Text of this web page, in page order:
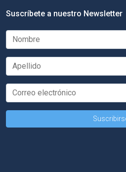
Suscríbete a nuestro Newsletter